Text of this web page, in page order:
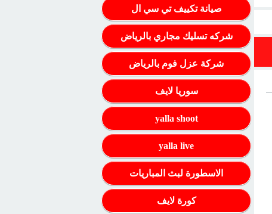
صيانة تكييف تي سي ال
شركه تسليك مجاري بالرياض
شركة عزل فوم بالرياض
سوريا لايف
yalla shoot
yalla live
الاسطورة لبث المباريات
كورة لايف